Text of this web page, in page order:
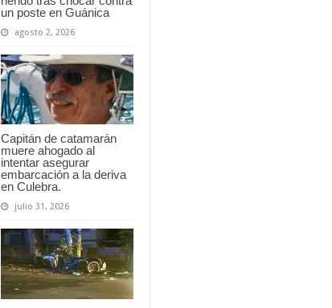
un poste en Guánica
agosto 2, 2026
Capitán de catamarán
muere ahogado al
intentar asegurar
embarcación a la deriva
en Culebra.
julio 31, 2026